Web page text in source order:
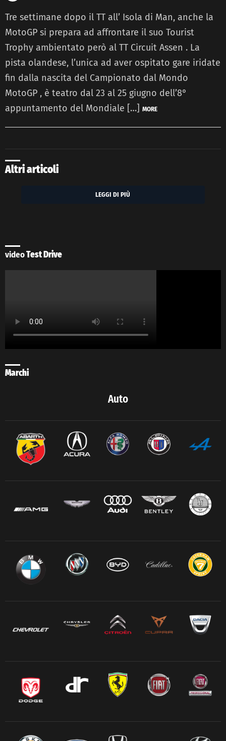
Tre settimane dopo il TT all’ Isola di Man, anche la
MotoGP si prepara ad affrontare il suo Tourist
Trophy ambientato però al TT Circuit Assen . La
pista olandese, l’unica ad aver ospitato gare iridate
fin dalla nascita del Campionato dal Mondo
MotoGP , è teatro dal 23 al 25 giugno dell’8°
appuntamento del Mondiale […] MORE
Altri articoli
LEGGI DI PIÙ
videoTest Drive
Marchi
Auto